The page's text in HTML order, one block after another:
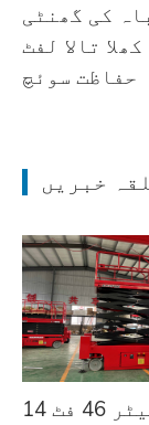
کی گھنٹی
تالا لفٹ
حفاظت سوئچ
خبریں
14 میٹر 46 فٹ